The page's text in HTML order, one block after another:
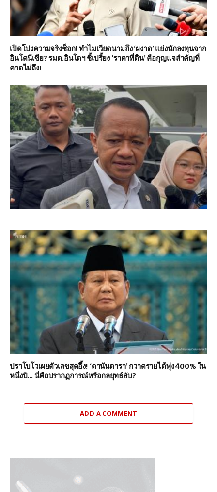
เปิดโปงความจริงช็อก! ทำไมเวียดนามถึง ‘ผงาด’ แย่งนักลงทุนจาก
อินโดนีเซีย? รมต.อินโดฯ ชี้เปรี้ยง ‘ราคาที่ดิน’ คือกุญแจสำคัญที่
คาดไม่ถึง!
ปราโบโวเผยตัวเลขสุดอึ้ง! ‘ดานันตารา’ กวาดรายได้พุ่ง 400% ใน
หนึ่งปี… นี่คือปรากฏการณ์หรือกลยุทธ์ลับ?
ADD A COMMENT